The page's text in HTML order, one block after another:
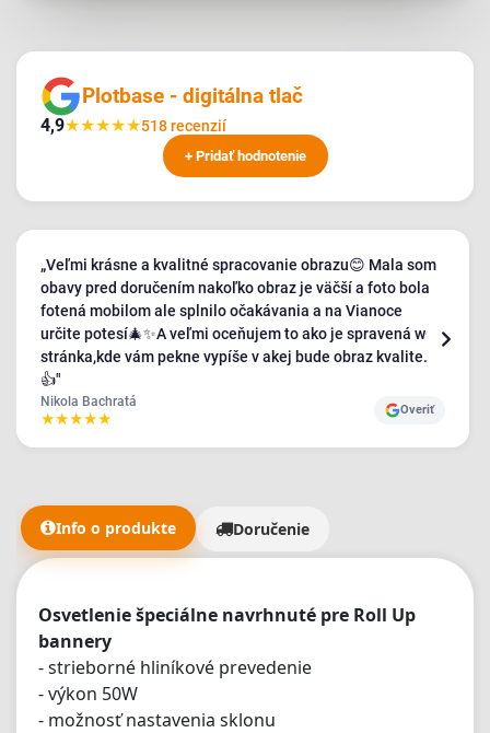
Plotbase - digitálna tlač
4,9★★★★★518 recenzií
+ Pridať hodnotenie
„Veľmi krásne a kvalitné spracovanie obrazu😊 Mala som
obavy pred doručením nakoľko obraz je väčší a foto bola
fotená mobilom ale splnilo očakávania a na Vianoce
určite potesí🎄✨️A veľmi oceňujem to ako je spravená web
stránka,kde vám pekne vypíše v akej bude obraz kvalite.
👍"
Nikola Bachratá
★★★★★ Overiť
Info o produkte Doručenie
Osvetlenie špeciálne navrhnuté pre Roll Up
bannery
- strieborné hliníkové prevedenie
- výkon 50W
- možnosť nastavenia sklonu